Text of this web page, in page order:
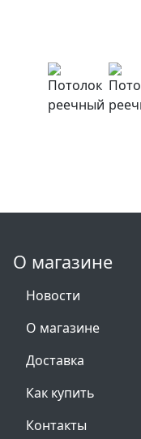
О магазине
Новости
О магазине
Доставка
Как купить
Контакты